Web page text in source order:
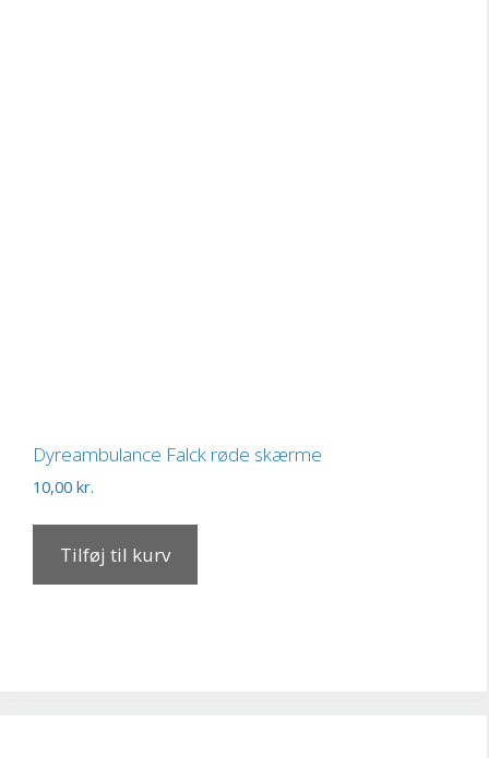
Dyreambulance Falck røde skærme
10,00 kr.
Tilføj til kurv